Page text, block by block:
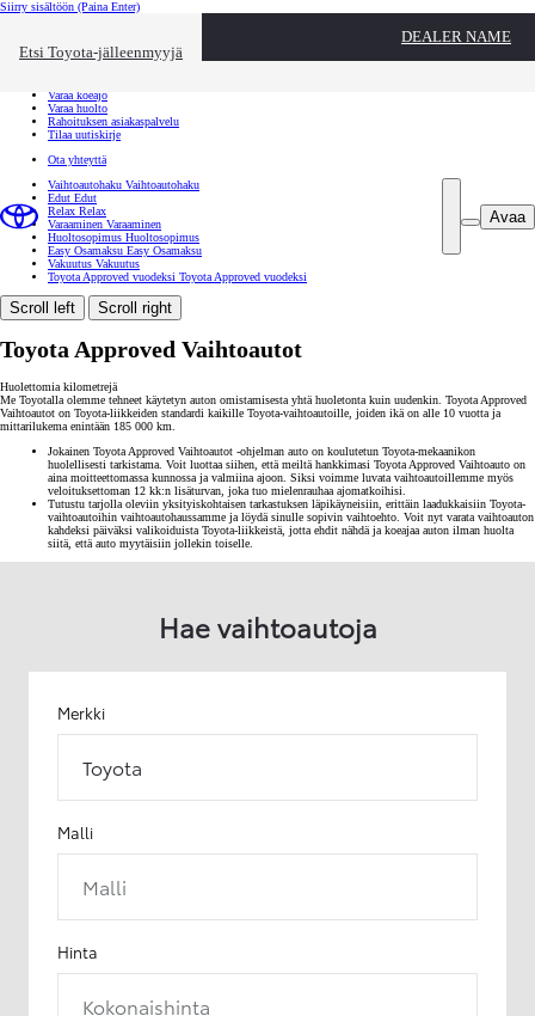
Siirry sisältöön (Paina Enter)
Etsi Toyota-jälleenmyyjä
DEALER NAME
Toyota palvelee Sulje
Varaa koeajo
Varaa huolto
Rahoituksen asiakaspalvelu
Tilaa uutiskirje
Ota yhteyttä
Avaa
Vaihtoautohaku Vaihtoautohaku
Edut Edut
Relax Relax
Varaaminen Varaaminen
Huoltosopimus Huoltosopimus
Easy Osamaksu Easy Osamaksu
Vakuutus Vakuutus
Toyota Approved vuodeksi Toyota Approved vuodeksi
Scroll left Scroll right
Toyota Approved Vaihtoautot
Huolettomia kilometrejä
Me Toyotalla olemme tehneet käytetyn auton omistamisesta yhtä huoletonta kuin uudenkin. Toyota Approved
Vaihtoautot on Toyota-liikkeiden standardi kaikille Toyota-vaihtoautoille, joiden ikä on alle 10 vuotta ja
mittarilukema enintään 185 000 km.
Jokainen Toyota Approved Vaihtoautot -ohjelman auto on koulutetun Toyota-mekaanikon
huolellisesti tarkistama. Voit luottaa siihen, että meiltä hankkimasi Toyota Approved Vaihtoauto on
aina moitteettomassa kunnossa ja valmiina ajoon. Siksi voimme luvata vaihtoautoillemme myös
veloituksettoman 12 kk:n lisäturvan, joka tuo mielenrauhaa ajomatkoihisi.
Tutustu tarjolla oleviin yksityiskohtaisen tarkastuksen läpikäyneisiin, erittäin laadukkaisiin Toyota-
vaihtoautoihin vaihtoautohaussamme ja löydä sinulle sopivin vaihtoehto. Voit nyt varata vaihtoauton
kahdeksi päiväksi valikoiduista Toyota-liikkeistä, jotta ehdit nähdä ja koeajaa auton ilman huolta
siitä, että auto myytäisiin jollekin toiselle.
Hae vaihtoautoja
Merkki
Toyota
Malli
Malli
Hinta
Kokonaishinta